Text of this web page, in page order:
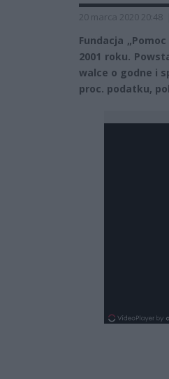
20 marca 2020 20:48
Fundacja
2001 roku.
walce o godne i
proc. podatku,